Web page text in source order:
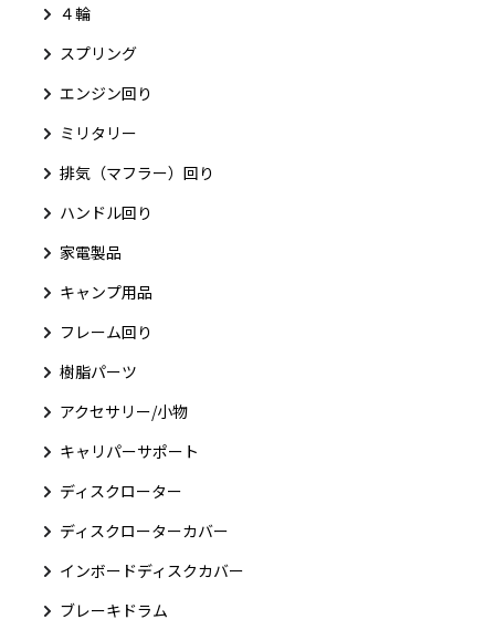
４輪
スプリング
エンジン回り
ミリタリー
排気（マフラー）回り
ハンドル回り
家電製品
キャンプ用品
フレーム回り
樹脂パーツ
アクセサリー/小物
キャリパーサポート
ディスクローター
ディスクローターカバー
インボードディスクカバー
ブレーキドラム